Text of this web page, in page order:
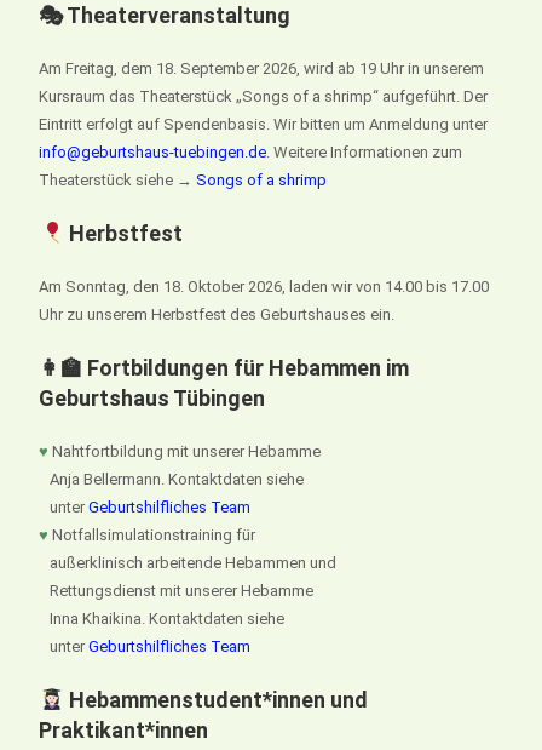
🎭 Theaterveranstaltung
Am Freitag, dem 18. September 2026, wird ab 19 Uhr in unserem
Kursraum das Theaterstück „Songs of a shrimp“ aufgeführt. Der
Eintritt erfolgt auf Spendenbasis. Wir bitten um Anmeldung unter
info@geburtshaus-tuebingen.de . Weitere Informationen zum
Theaterstück siehe →Songs of a shrimp
Herbstfest
Am Sonntag, den 18. Oktober 2026, laden wir von 14.00 bis 17.00
Uhr zu unserem Herbstfest des Geburtshauses ein.
👩‍🏫 Fortbildungen für Hebammen im
Geburtshaus Tübingen
♥ Nahtfortbildung mit unserer Hebamme
Anja Bellermann. Kontaktdaten siehe
unterGeburtshilfliches Team
♥ Notfallsimulationstraining für
außerklinisch arbeitende Hebammen und
Rettungsdienst mit unserer Hebamme
Inna Khaikina. Kontaktdaten siehe
unterGeburtshilfliches Team
Hebammenstudent*innen und
Praktikant*innen